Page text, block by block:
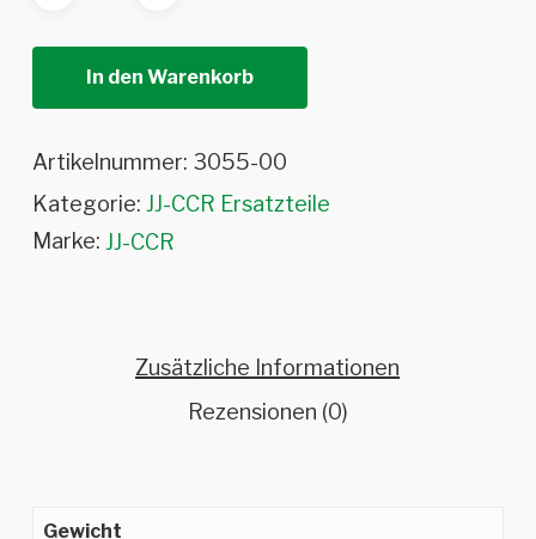
In den Warenkorb
Artikelnummer: 3055-00
Kategorie: JJ-CCR Ersatzteile
Marke: JJ-CCR
Zusätzliche Informationen
Rezensionen (0)
Gewicht